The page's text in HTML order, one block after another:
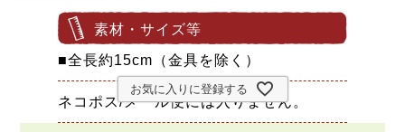
素材・サイズ等
■全長約15cm（金具を除く）
ネコポス/メール便には入りません。
お気に入りに登録する